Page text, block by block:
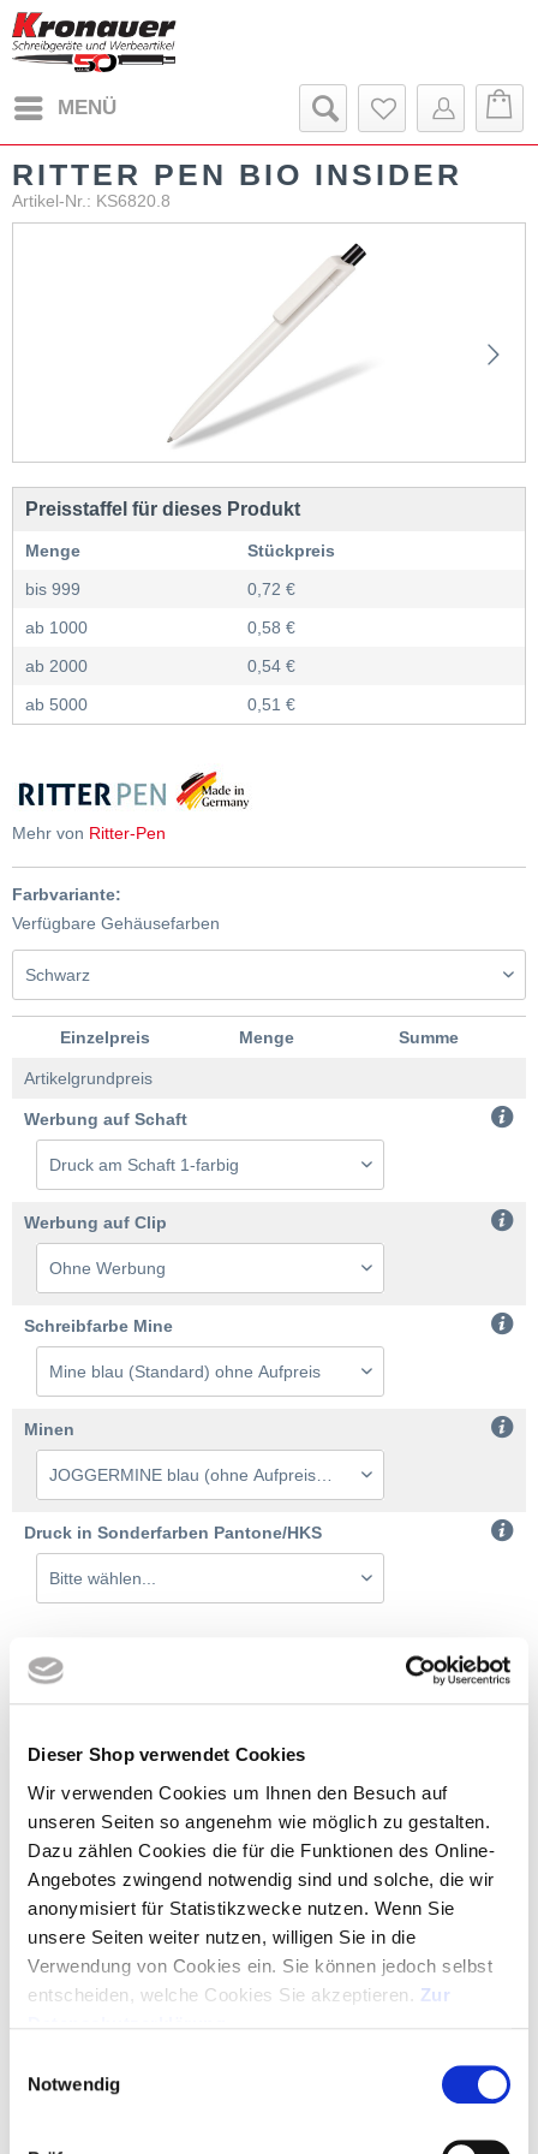
Dieser Shop verwendet Cookies
Wir verwenden Cookies um Ihnen den Besuch auf
unseren Seiten so angenehm wie möglich zu gestalten.
Dazu zählen Cookies die für die Funktionen des Online-
Angebotes zwingend notwendig sind und solche, die wir
anonymisiert für Statistikzwecke nutzen. Wenn Sie
unsere Seiten weiter nutzen, willigen Sie in die
Verwendung von Cookies ein. Sie können jedoch selbst
entscheiden, welche Cookies Sie akzeptieren. Zur
Notwendig
MENÜ
RITTER PEN BIO INSIDER
Artikel-Nr.: KS6820.8
Preisstaffel für dieses Produkt
Menge
Stückpreis
bis 999
0,72 €
ab 1000
0,58 €
ab 2000
0,54 €
ab 5000 0,51 €
Mehr von Ritter-Pen
Farbvariante:
Verfügbare Gehäusefarben
Einzelpreis Menge Summe
Artikelgrundpreis
Werbung auf Schaft
Werbung auf Clip
Schreibfarbe Mine
Minen
Druck in Sonderfarben Pantone/HKS
Bestellmenge
2% Onlinerabatt, ab 350,00 € frei Haus
ANGEBOT ALS PDF
MUSTER ANFORDERN
GRATIS-LAYOUT